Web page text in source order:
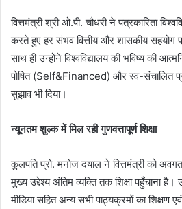
वित्तमंत्री श्री ओ.पी. चौधरी ने पत्रकारिता
करते हुए हर संभव वित्तीय और शासकीय सहयोग
साथ ही उन्होंने विश्वविद्यालय की भविष्य की
पोषित (Self&Financed) और स्व-संचालित
सुझाव भी दिया।
न्यूनतम शुल्क में मिल रही गुणवत्तापूर्ण शिक्षा
कुलपति प्रो. मनोज दयाल ने वित्तमंत्री को अवगत
मुख्य उद्देश्य अंतिम व्यक्ति तक शिक्षा पहुँचाना है।
मीडिया सहित अन्य सभी पाठ्यक्रमों का शिक्षण